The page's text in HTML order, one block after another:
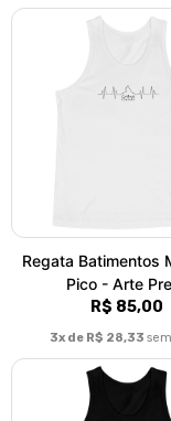
Regata Batimentos
Pico - Arte
R$ 85,00
3x de R$ 28,33